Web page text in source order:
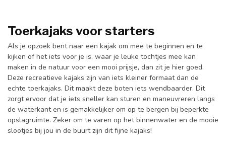
Toerkajaks voor starters
Als je opzoek bent naar een kajak om mee te beginnen en te
kijken of het iets voor je is, waar je leuke tochtjes mee kan
maken in de natuur voor een mooi prijsje, dan zit je hier goed.
Deze recreatieve kajaks zijn van iets kleiner formaat dan de
echte toerkajaks. Dit maakt deze boten iets wendbaarder. Dit
zorgt ervoor dat je iets sneller kan sturen en maneuvreren langs
de waterkant en is gemakkelijker om op te bergen bij beperkte
opslagruimte. Zeker om te varen op het binnenwater en de mooie
slootjes bij jou in de buurt zijn dit fijne kajaks!